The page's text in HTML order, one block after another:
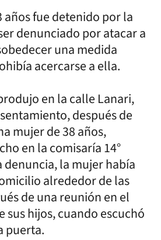
años fue detenido por la
denunciado por atacar a
una medida
acercarse a ella.
en la calle Lanari,
después de
mujer de 38 años,
en la comisaría 14°
denuncia, la mujer había
alrededor de las
de una reunión en el
sus hijos, cuando escuchó
puerta.